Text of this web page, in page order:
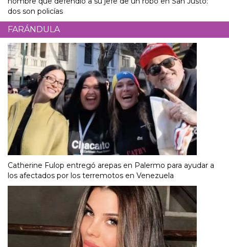
dos son policías
FARÁNDULA
Catherine Fulop entregó arepas en Palermo para ayudar a
los afectados por los terremotos en Venezuela